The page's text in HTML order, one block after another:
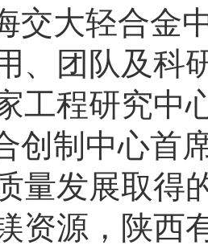
交大轻合金
、团队及科
工程研究中
创制中心首
量发展取得
资源，陕西